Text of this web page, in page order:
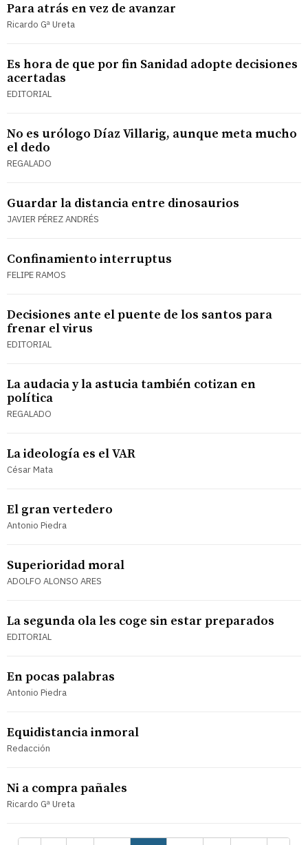
Para atrás en vez de avanzar
Ricardo Gª Ureta
Es hora de que por fin Sanidad adopte decisiones
acertadas
EDITORIAL
No es urólogo Díaz Villarig, aunque meta mucho
el dedo
REGALADO
Guardar la distancia entre dinosaurios
JAVIER PÉREZ ANDRÉS
Confinamiento interruptus
FELIPE RAMOS
Decisiones ante el puente de los santos para
frenar el virus
EDITORIAL
La audacia y la astucia también cotizan en
política
REGALADO
La ideología es el VAR
César Mata
El gran vertedero
Antonio Piedra
Superioridad moral
ADOLFO ALONSO ARES
La segunda ola les coge sin estar preparados
EDITORIAL
En pocas palabras
Antonio Piedra
Equidistancia inmoral
Redacción
Ni a compra pañales
Ricardo Gª Ureta